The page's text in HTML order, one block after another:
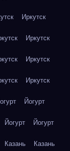
Иркутск
Иркутск
Иркутск
Иркутск
Йогурт
Йогурт Йогурт
Казань Казань